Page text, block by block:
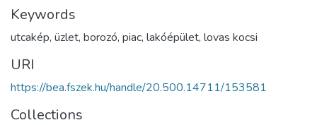
Keywords
utcakép, üzlet, borozó, piac, lakóépület, lovas kocsi
URI
https://bea.fszek.hu/handle/20.500.14711/153581
Collections